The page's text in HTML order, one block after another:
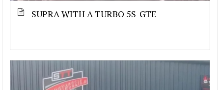
SUPRA WITH A TURBO 5S-GTE